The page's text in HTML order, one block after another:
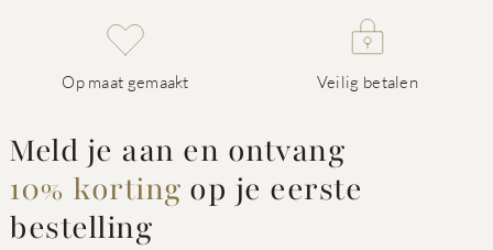
Op maat gemaakt Veilig betalen
Meld je aan en ontvang
10% korting op je eerste
bestelling